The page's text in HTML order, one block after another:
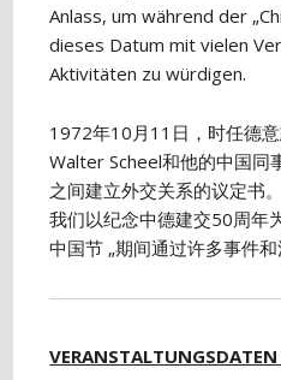
Anlass, um während der
dieses Datum mit vielen
Aktivitäten zu würdigen.
1972年10月11日，时任德
Walter Scheel和他的中国同
之间建立外交关系的议定书。
我们以纪念中德建交50周年
中国节 „期间通过许多事件和